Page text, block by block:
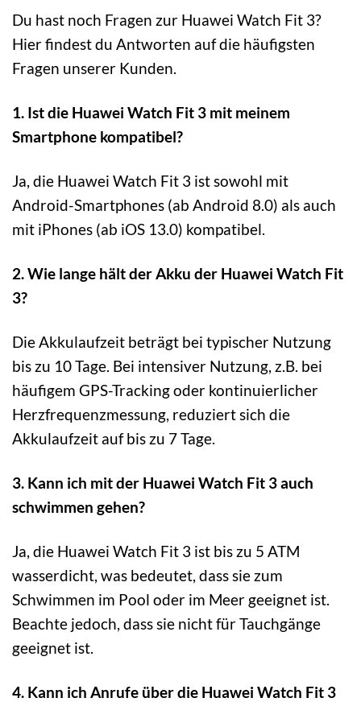
Du hast noch Fragen zur Huawei Watch Fit 3?
Hier findest du Antworten auf die häufigsten
Fragen unserer Kunden.
1. Ist die Huawei Watch Fit 3 mit meinem
Smartphone kompatibel?
Ja, die Huawei Watch Fit 3 ist sowohl mit
Android-Smartphones (ab Android 8.0) als auch
mit iPhones (ab iOS 13.0) kompatibel.
2. Wie lange hält der Akku der Huawei Watch Fit
3?
Die Akkulaufzeit beträgt bei typischer Nutzung
bis zu 10 Tage. Bei intensiver Nutzung, z.B. bei
häufigem GPS-Tracking oder kontinuierlicher
Herzfrequenzmessung, reduziert sich die
Akkulaufzeit auf bis zu 7 Tage.
3. Kann ich mit der Huawei Watch Fit 3 auch
schwimmen gehen?
Ja, die Huawei Watch Fit 3 ist bis zu 5 ATM
wasserdicht, was bedeutet, dass sie zum
Schwimmen im Pool oder im Meer geeignet ist.
Beachte jedoch, dass sie nicht für Tauchgänge
geeignet ist.
4. Kann ich Anrufe über die Huawei Watch Fit 3